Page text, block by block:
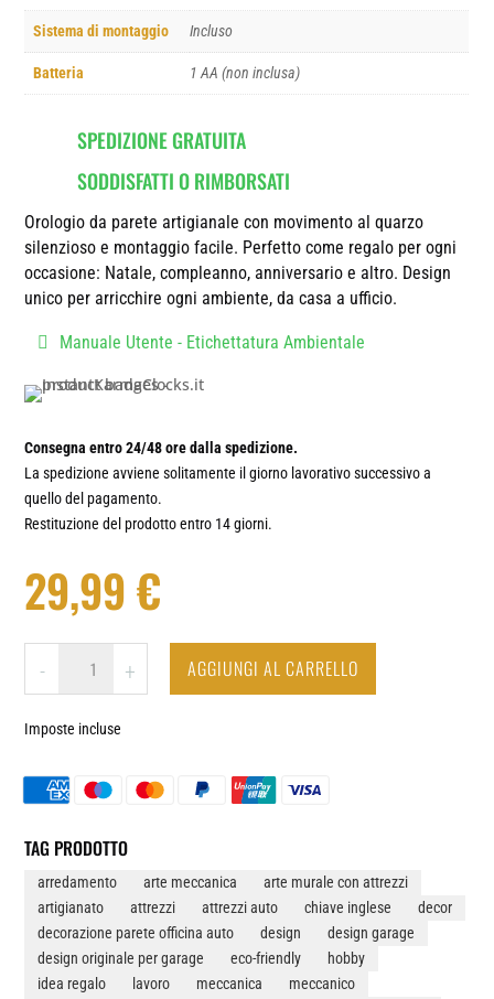
Sistema di montaggio Incluso
Batteria 1 AA (non inclusa)
SPEDIZIONE GRATUITA
SODDISFATTI O RIMBORSATI
Orologio da parete artigianale con movimento al quarzo
silenzioso e montaggio facile. Perfetto come regalo per ogni
occasione: Natale, compleanno, anniversario e altro. Design
unico per arricchire ogni ambiente, da casa a ufficio.
Manuale Utente - Etichettatura Ambientale
Consegna entro 24/48 ore dalla spedizione.
La spedizione avviene solitamente il giorno lavorativo successivo a
quello del pagamento.
Restituzione del prodotto entro 14 giorni.
29,99€
#2
OROLOGIO
DA
IN
VINILE
QUANTITÀ
- + AGGIUNGI AL CARRELLO
Imposte incluse
TAG PRODOTTO
arredamento arte meccanica
arte murale con attrezzi
artigianato
attrezzi attrezzi auto chiave inglese
decor
decorazione parete officina auto
design
design garage
design originale per garage
eco-friendly
hobby
idea regalo
lavoro meccanica
meccanico